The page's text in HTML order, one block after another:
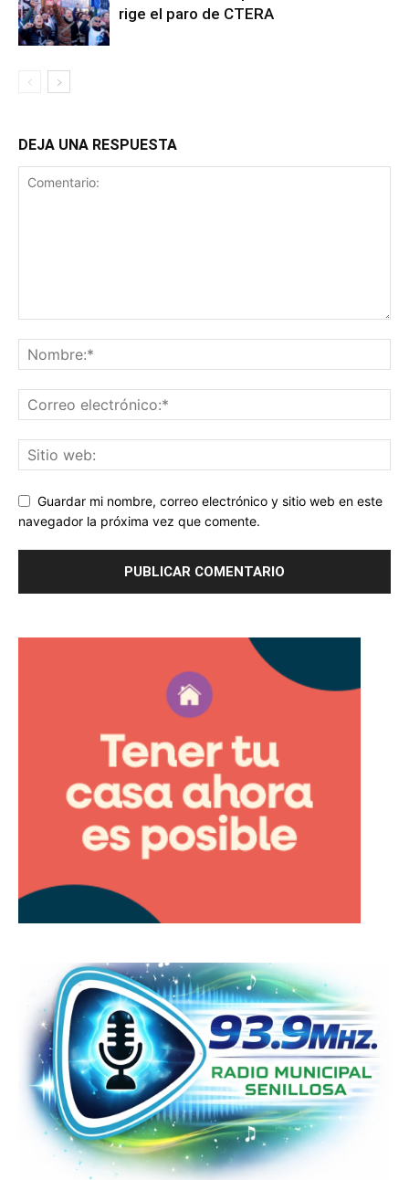
rige el paro de CTERA
DEJA UNA RESPUESTA
Guardar mi nombre, correo electrónico y sitio web en este
navegador la próxima vez que comente.